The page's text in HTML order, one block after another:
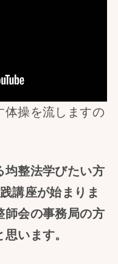
体操を流しますの
均整法学びたい方
講座が始まりま
師会の事務局の方
います。